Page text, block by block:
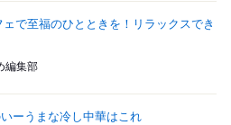
で至福のひとときを！リラックスでき
編集部
ーうまな冷し中華はこれ